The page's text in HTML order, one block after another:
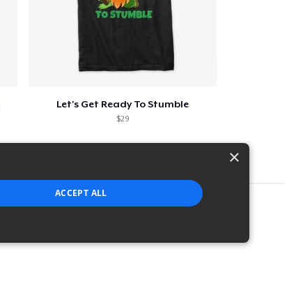
Let's Get Ready To Stumble
$29
×
ACCEPT ALL